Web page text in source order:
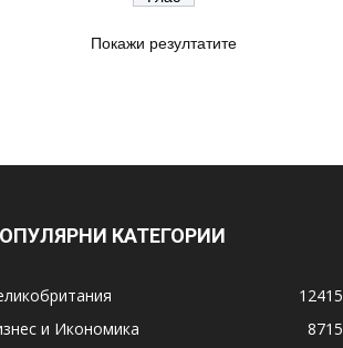
Покажи резултатите
КАТЕГОРИИ
12415
и Икономика
8715